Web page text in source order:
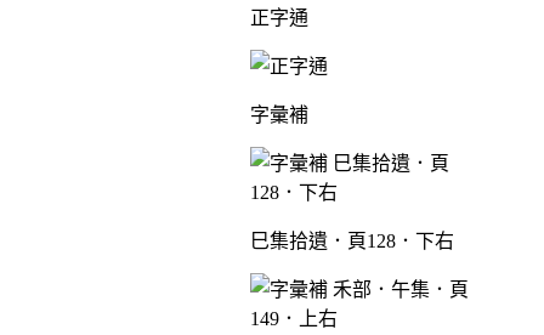
正字通
字彙補
巳集拾遺．頁128．下右